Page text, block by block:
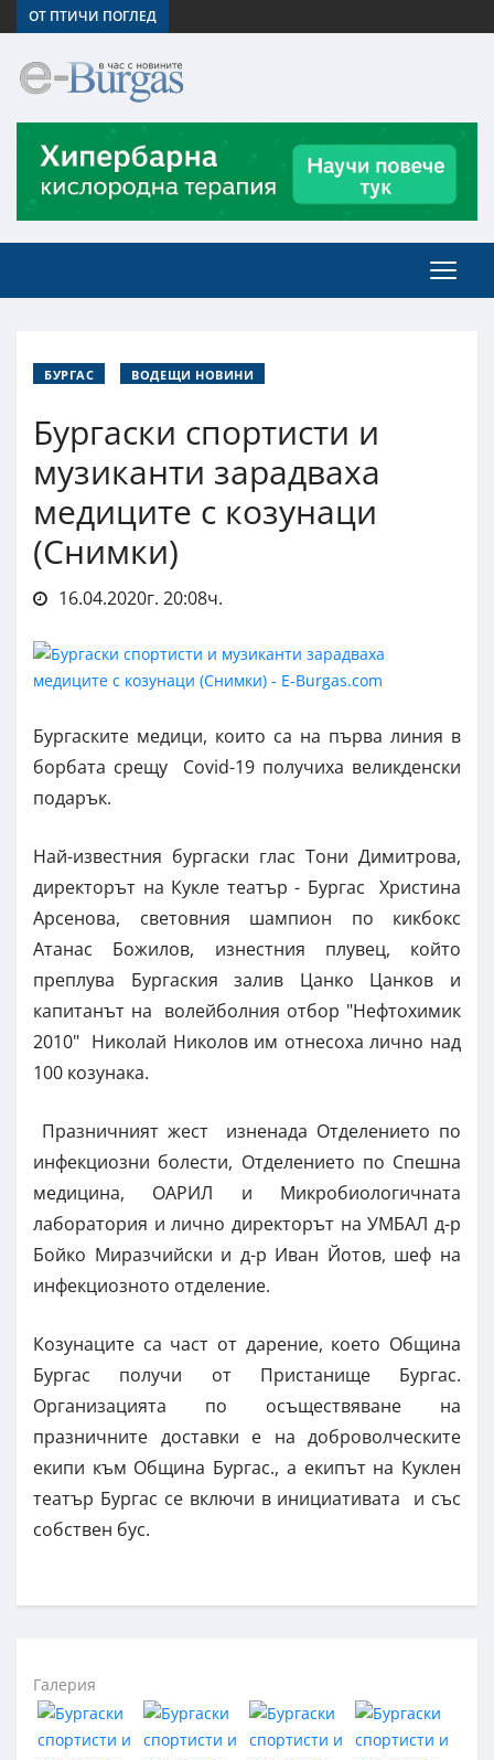
ОТ ПТИЧИ ПОГЛЕД
БУРГАС ВОДЕЩИ НОВИНИ
Бургаски спортисти и
музиканти зарадваха
медиците с козунаци
(Снимки)
16.04.2020г. 20:08ч.
Бургаските медици, които са на първа линия в
борбата срещу Covid-19 получиха великденски
подарък.
Най-известния бургаски глас Тони Димитрова,
директорът на Кукле театър - Бургас Христина
Арсенова, световния шампион по кикбокс
Атанас Божилов, изнестния плувец, който
преплува Бургаския залив Цанко Цанков и
капитанът на волейболния отбор "Нефтохимик
2010" Николай Николов им отнесоха лично над
100 козунака.
Празничният жест изненада Отделението по
инфекциозни болести, Отделението по Спешна
медицина, ОАРИЛ и Микробиологичната
лаборатория и лично директорът на УМБАЛ д-р
Бойко Миразчийски и д-р Иван Йотов, шеф на
инфекциозното отделение.
Козунаците са част от дарение, което Община
Бургас получи от Пристанище Бургас.
Организацията по осъществяване на
празничните доставки е на доброволческите
екипи към Община Бургас., а екипът на Куклен
театър Бургас се включи в инициативата и със
собствен бус.
Галерия